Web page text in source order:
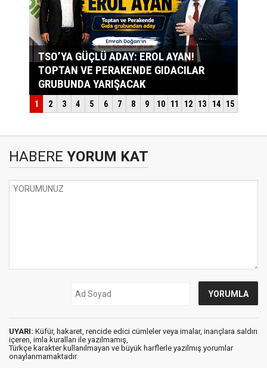
HABERE YORUM KAT
UYARI: Küfür, hakaret, rencide edici cümleler veya imalar, inançlara saldırı
içeren, imla kuralları ile yazılmamış,
Türkçe karakter kullanılmayan ve büyük harflerle yazılmış yorumlar
onaylanmamaktadır.